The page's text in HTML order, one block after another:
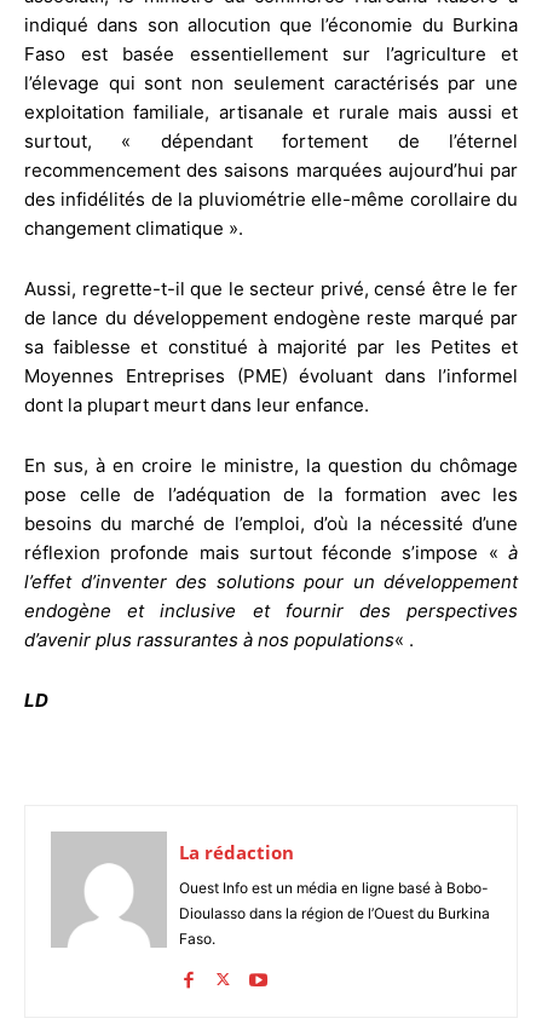
indiqué dans son allocution que l’économie du Burkina
Faso est basée essentiellement sur l’agriculture et
l’élevage qui sont non seulement caractérisés par une
exploitation familiale, artisanale et rurale mais aussi et
surtout, « dépendant fortement de l’éternel
recommencement des saisons marquées aujourd’hui par
des infidélités de la pluviométrie elle-même corollaire du
changement climatique ».
Aussi, regrette-t-il que le secteur privé, censé être le fer
de lance du développement endogène reste marqué par
sa faiblesse et constitué à majorité par les Petites et
Moyennes Entreprises (PME) évoluant dans l’informel
dont la plupart meurt dans leur enfance.
En sus, à en croire le ministre, la question du chômage
pose celle de l’adéquation de la formation avec les
besoins du marché de l’emploi, d’où la nécessité d’une
réflexion profonde mais surtout féconde s’impose « à
l’effet d’inventer des solutions pour un développement
endogène et inclusive et fournir des perspectives
d’avenir plus rassurantes à nos populations« .
LD
La rédaction
Ouest Info est un média en ligne basé à Bobo-
Dioulasso dans la région de l’Ouest du Burkina
Faso.